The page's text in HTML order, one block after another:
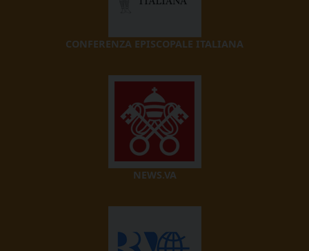
CONFERENZA EPISCOPALE ITALIANA
NEWS.VA